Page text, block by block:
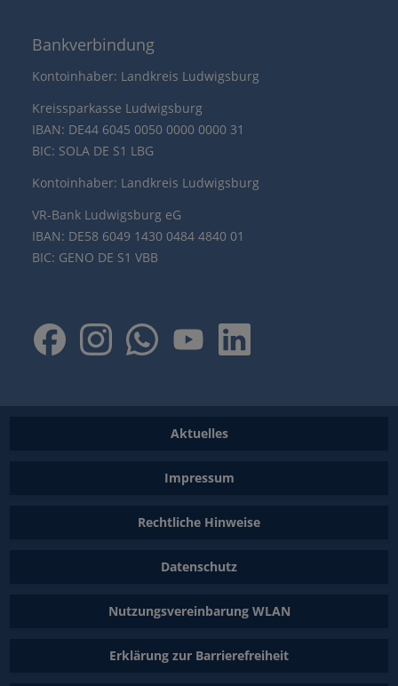
Bankverbindung
Kontoinhaber: Landkreis Ludwigsburg
Kreissparkasse Ludwigsburg
IBAN: DE44 6045 0050 0000 0000 31
BIC: SOLA DE S1 LBG
Kontoinhaber: Landkreis Ludwigsburg
VR-Bank Ludwigsburg eG
IBAN: DE58 6049 1430 0484 4840 01
BIC: GENO DE S1 VBB
Aktuelles
Impressum
Rechtliche Hinweise
Datenschutz
Nutzungsvereinbarung WLAN
Erklärung zur Barrierefreiheit